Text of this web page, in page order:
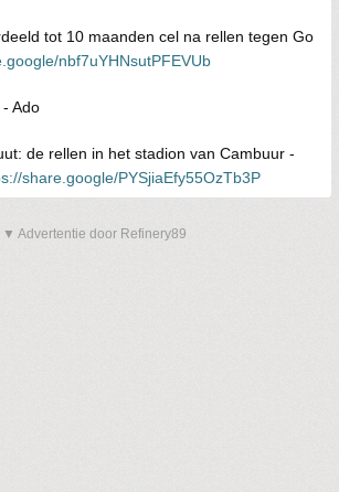
tot 10 maanden cel na rellen tegen Go
nbf7uYHNsutPFEVUb
Ado
de rellen in het stadion van Cambuur -
share.google/PYSjiaEfy55OzTb3P
▼ Advertentie door Refinery89